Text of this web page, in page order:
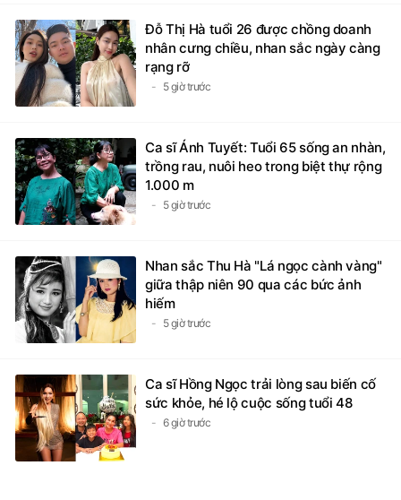
Đỗ Thị Hà tuổi 26 được chồng doanh
nhân cưng chiều, nhan sắc ngày càng
rạng rỡ
5 giờ trước
Ca sĩ Ánh Tuyết: Tuổi 65 sống an nhàn,
trồng rau, nuôi heo trong biệt thự rộng
1.000 m
5 giờ trước
Nhan sắc Thu Hà "Lá ngọc cành vàng"
giữa thập niên 90 qua các bức ảnh
hiếm
5 giờ trước
Ca sĩ Hồng Ngọc trải lòng sau biến cố
sức khỏe, hé lộ cuộc sống tuổi 48
6 giờ trước